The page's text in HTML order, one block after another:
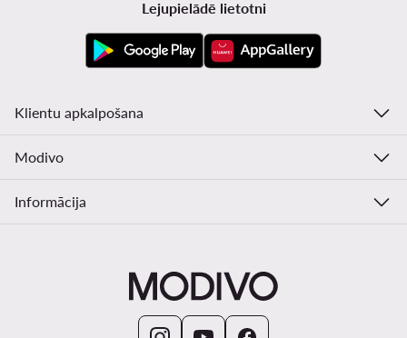
Lejupielādē lietotni
Klientu apkalpošana
Modivo
Informācija